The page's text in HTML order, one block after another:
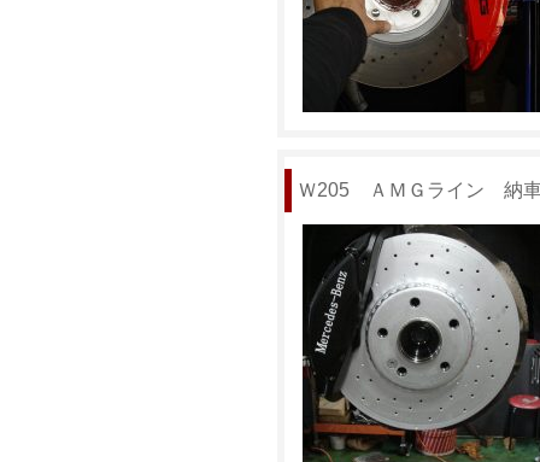
Ｗ205 ＡＭＧライン 納